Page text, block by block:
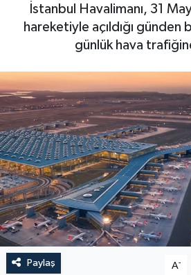
İstanbul Havalimanı, 31
hareketiyle açıldığı günden
günlük hava
Paylaş A-